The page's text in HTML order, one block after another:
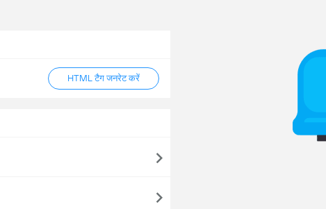
HTML टैग जनरेट करें